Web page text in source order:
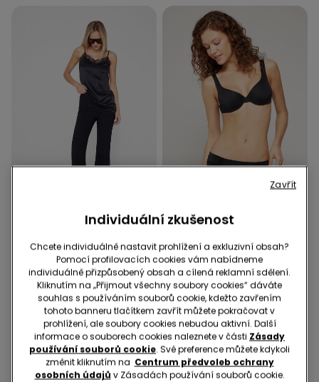
1 Barva
Pantalone Trombetta in
Tela Elasticizzata
599,00 Kč 299,00 Kč-50%
Recyklované mikrovlákno
1 Barva
Vysoké Bikinové Kalhotky s
Nařasením z
Recyklovaného
Mikrovlákna
299,00 Kč 169,00 Kč-43%
Individuální zkušenost
Chcete individuálně nastavit prohlížení a exkluzivní obsah?
Pomocí profilovacích cookies vám nabídneme
individuálně přizpůsobený obsah a cílená reklamní sdělení.
Kliknutím na „Přijmout všechny soubory cookies“ dáváte
souhlas s používáním souborů cookie, kdežto zavřením
tohoto banneru tlačítkem zavřít můžete pokračovat v
prohlížení, ale soubory cookies nebudou aktivní. Další
informace o souborech cookies naleznete v části Zásady
používání souborů cookie. Své preference můžete kdykoli
změnit kliknutím na Centrum předvoleb ochrany
osobních údajů v Zásadách používání souborů cookie.
Zavřít